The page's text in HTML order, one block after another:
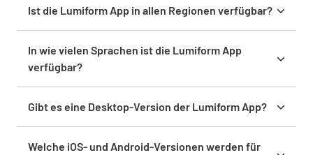
Ist die Lumiform App in allen Regionen verfügbar?
In wie vielen Sprachen ist die Lumiform App
verfügbar?
Gibt es eine Desktop-Version der Lumiform App?
Welche iOS- und Android-Versionen werden für